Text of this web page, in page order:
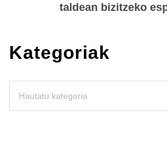
taldean bizitzeko
Kategoriak